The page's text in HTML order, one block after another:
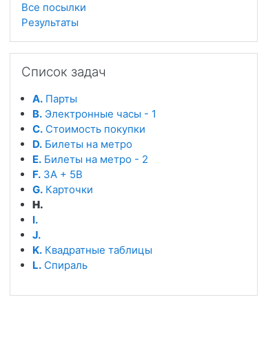
Все посылки
Результаты
Список задач
A. Парты
B. Электронные часы - 1
C. Стоимость покупки
D. Билеты на метро
E. Билеты на метро - 2
F. 3A + 5B
G. Карточки
H.
I.
J.
K. Квадратные таблицы
L. Спираль